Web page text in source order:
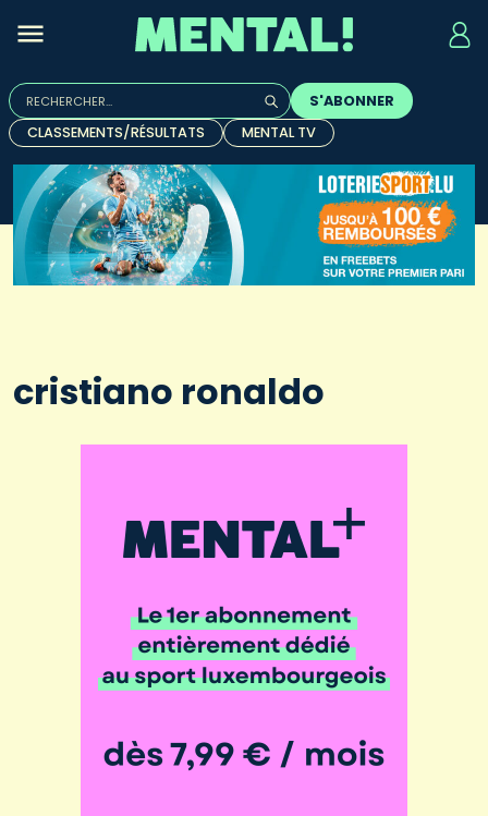
Rechercher :
Quand les résultats de l'auto-complétion sont
S'ABONNER
CLASSEMENTS/RÉSULTATS
MENTAL TV
cristiano ronaldo